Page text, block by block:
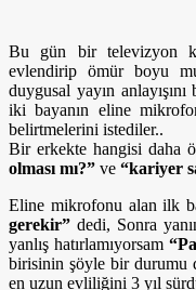
Bu gün bir televizyon
evlendirip ömür boyu
duygusal yayın
iki bayanın eline
belirtmelerini istediler..
Bir erkekte hangisi daha
olması mı?” ve “kariyer
Eline mikrofonu alan ilk
gerekir”dedi, Sonra
yanlış hatırlamıyorsam
birisinin şöyle bir durumu
en uzun evliliğini 3 yıl